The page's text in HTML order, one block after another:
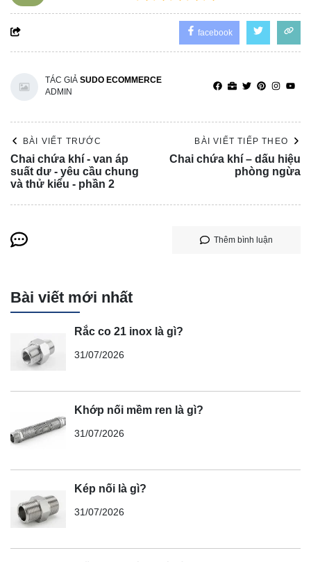
facebook
TÁC GIẢ SUDO ECOMMERCE
ADMIN
BÀI VIẾT TRƯỚC
Chai chứa khí - van áp
suất dư - yêu cầu chung
và thử kiểu - phần 2
BÀI VIẾT TIẾP THEO
Chai chứa khí – dấu hiệu
phòng ngừa
Thêm bình luận
Bài viết mới nhất
Rắc co 21 inox là gì?
31/07/2026
Khớp nối mềm ren là gì?
31/07/2026
Kép nối là gì?
31/07/2026